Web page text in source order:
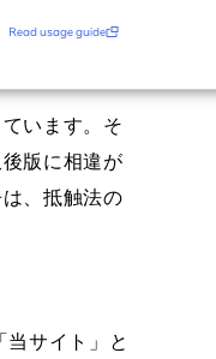
います。そ
版に相違が
、抵触法の
サイト」と
Read usage guide